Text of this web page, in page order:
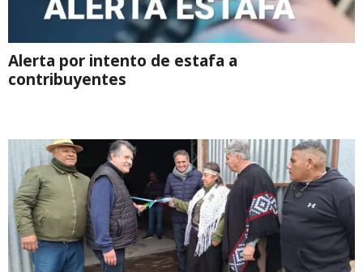
Alerta por intento de estafa a
contribuyentes